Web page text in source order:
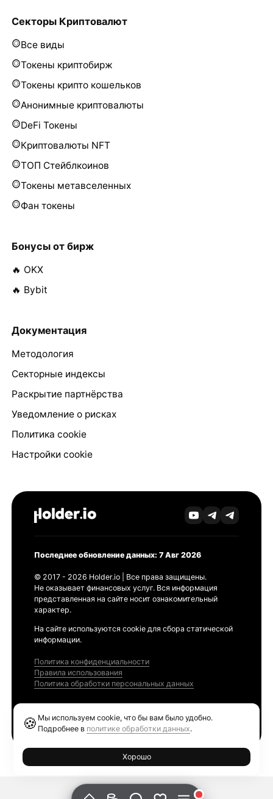
Секторы Криптовалют
Все виды
Токены криптобирж
Токены крипто кошельков
Анонимные криптовалюты
DeFi Токены
Криптовалюты NFT
ТОП Стейблкоинов
Токены метавселенных
Фан токены
Бонусы от бирж
🔥 OKX
🔥 Bybit
Документация
Методология
Секторные индексы
Раскрытие партнёрства
Уведомление о рисках
Политика cookie
Настройки cookie
Последнее обновление данных: 7 Авг 2026
© 2017 - 2026 Holder.io | Все права защищены.
Не оказывает финансовых услуг. Вся информация
представленная на сайте носит ознакомительный
характер.
На сайте используются cookie для сбора статической
информации.
Политика конфиденциальности
Правила использования
Политика обработки персональных данных
🍪 Мы используем cookie, что бы вам было удобно.
Подробнее в политике обработки данных.
Хорошо
Ethereum GAS Tracker